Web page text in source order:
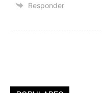
Responder